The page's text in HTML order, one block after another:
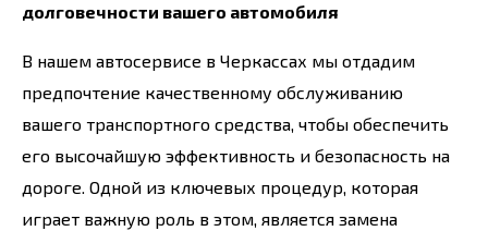
долговечности вашего автомобиля
В нашем автосервисе в Черкассах мы отдадим
предпочтение качественному обслуживанию
вашего транспортного средства, чтобы обеспечить
его высочайшую эффективность и безопасность на
дороге. Одной из ключевых процедур, которая
играет важную роль в этом, является замена